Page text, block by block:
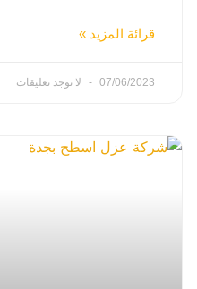
قرائة المزيد »
07/06/2023 لا توجد تعليقات